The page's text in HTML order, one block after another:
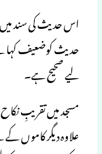
اس حدیث کی سند
لیے صحیح ہے۔
مسجد میں تقریبِ
علاوہ دیگر کاموں کے